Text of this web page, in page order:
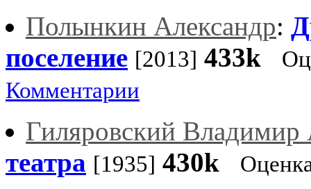
Полынкин Александр:
поселение [2013] 433k
Комментарии
Гиляровский Владимир
театра [1935] 430k